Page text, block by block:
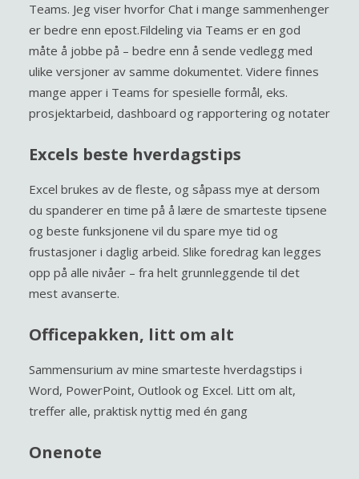
Teams. Jeg viser hvorfor Chat i mange sammenhenger
er bedre enn epost.Fildeling via Teams er en god
måte å jobbe på – bedre enn å sende vedlegg med
ulike versjoner av samme dokumentet. Videre finnes
mange apper i Teams for spesielle formål, eks.
prosjektarbeid, dashboard og rapportering og notater
Excels beste hverdagstips
Excel brukes av de fleste, og såpass mye at dersom
du spanderer en time på å lære de smarteste tipsene
og beste funksjonene vil du spare mye tid og
frustasjoner i daglig arbeid. Slike foredrag kan legges
opp på alle nivåer – fra helt grunnleggende til det
mest avanserte.
Officepakken, litt om alt
Sammensurium av mine smarteste hverdagstips i
Word, PowerPoint, Outlook og Excel. Litt om alt,
treffer alle, praktisk nyttig med én gang
Onenote